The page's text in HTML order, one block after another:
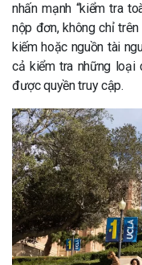
nhấn mạnh “kiểm tra
nộp đơn, không chỉ
kiếm hoặc nguồn tài
cả kiểm tra những
được quyền truy cập.